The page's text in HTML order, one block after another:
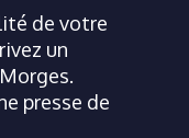
de votre
un
presse de